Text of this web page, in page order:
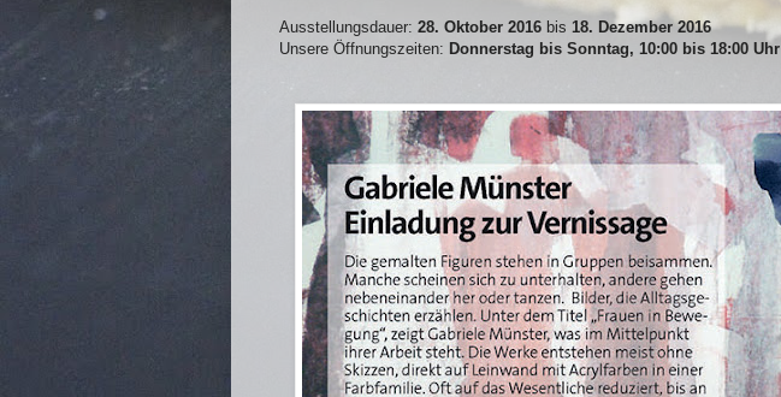
Ausstellungsdauer: 28. Oktober 2016 bis 18. Dezember 2016
Unsere Öffnungszeiten: Donnerstag bis Sonntag, 10:00 bis 18:00 Uhr